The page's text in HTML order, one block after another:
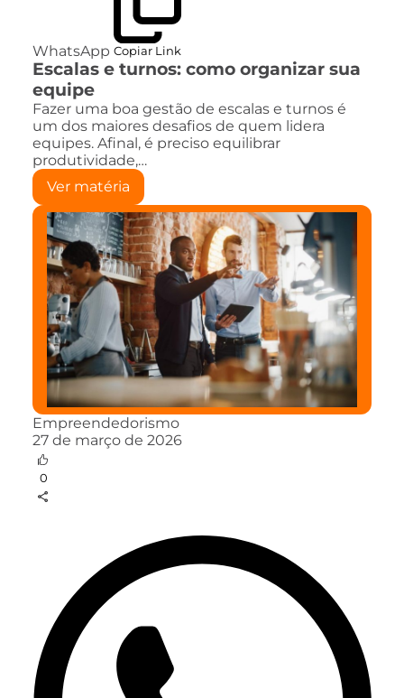
WhatsApp Copiar Link
Escalas e turnos: como organizar sua
equipe
Fazer uma boa gestão de escalas e turnos é
um dos maiores desafios de quem lidera
equipes. Afinal, é preciso equilibrar
produtividade,…
Ver matéria
Empreendedorismo
27 de março de 2026
0